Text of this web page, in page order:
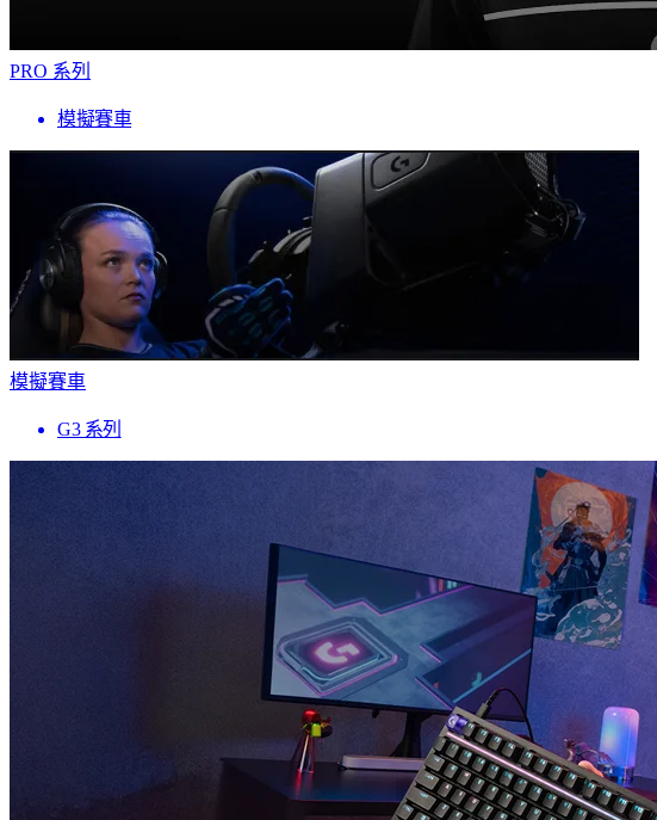
PRO 系列
模擬賽車
模擬賽車
G3 系列